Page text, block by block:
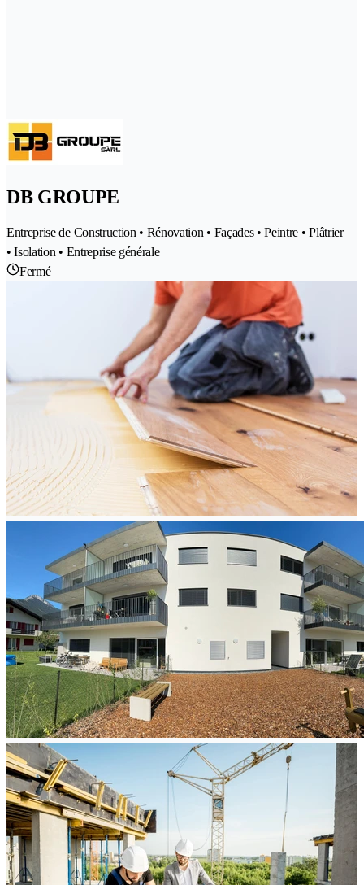
DB GROUPE
Entreprise de Construction • Rénovation • Façades • Peintre • Plâtrier
• Isolation • Entreprise générale
Fermé